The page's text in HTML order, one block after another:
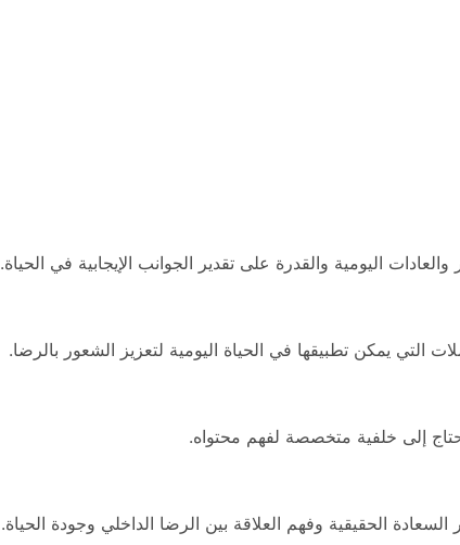
اليومية والقدرة على تقدير الجوانب الإيجابية في الحياة.
التي يمكن تطبيقها في الحياة اليومية لتعزيز الشعور بالرضا.
إلى خلفية متخصصة لفهم محتواه.
الحقيقية وفهم العلاقة بين الرضا الداخلي وجودة الحياة.